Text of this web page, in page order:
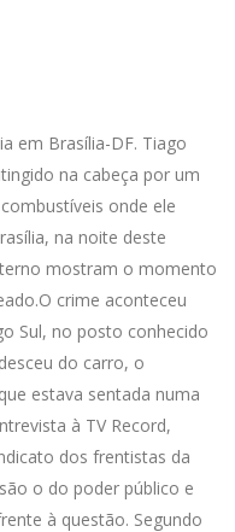
em Brasília-DF. Tiago
na cabeça por um
onde ele
na noite deste
mostram o momento
crime aconteceu
Sul, no posto conhecido
do carro, o
estava sentada numa
à TV Record,
dos frentistas da
o do poder público e
à questão. Segundo